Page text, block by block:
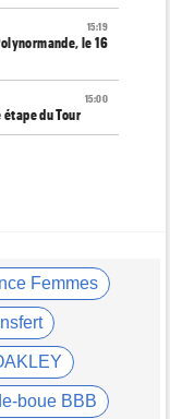
15:19
le 16
15:00
du Tour
la ressource"
on verra"
de la fin de
Femmes
boue BBB